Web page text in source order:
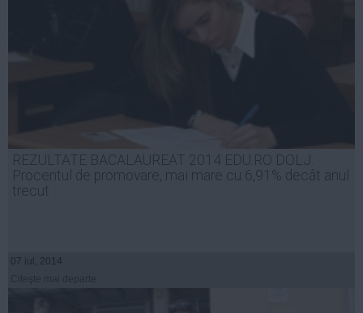
REZULTATE BACALAUREAT 2014 EDU.RO DOLJ.
Procentul de promovare, mai mare cu 6,91% decât anul
trecut
07 iul, 2014